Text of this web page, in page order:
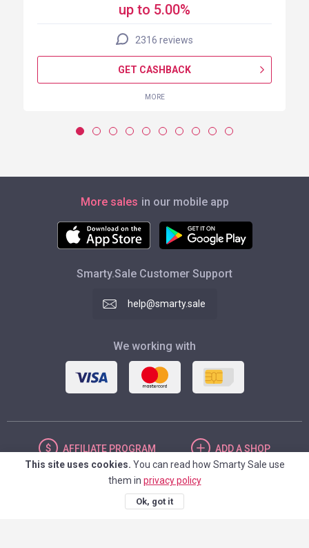
up to 5.00%
2316 reviews
GET CASHBACK
MORE
More sales in our mobile app
Smarty.Sale Customer Support
help@smarty.sale
We working with
AFFILIATE PROGRAM ADDA SHOP
UNITED STATES
This site uses cookies. You can read how Smarty Sale use
them in privacy policy
Ok, got it